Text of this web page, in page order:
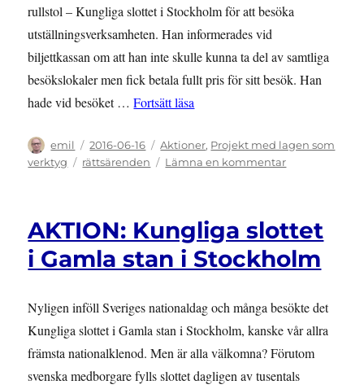
rullstol – Kungliga slottet i Stockholm för att besöka
utställningsverksamheten. Han informerades vid
biljettkassan om att han inte skulle kunna ta del av samtliga
besökslokaler men fick betala fullt pris för sitt besök. Han
hade vid besöket …Fortsätt läsa
Författare
emil
Publicerat
den
2016-06-16 Kategorier
Aktioner, Projekt med lagen som
verktyg
Etiketter
rättsärenden Lämna en kommentartill
på
Kungliga
slottet
AKTION: Kungliga slottet
i Gamla stan i Stockholm
Nyligen inföll Sveriges nationaldag och många besökte det
Kungliga slottet i Gamla stan i Stockholm, kanske vår allra
främsta nationalklenod. Men är alla välkomna? Förutom
svenska medborgare fylls slottet dagligen av tusentals